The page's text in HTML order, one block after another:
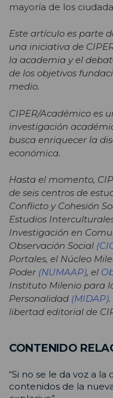
mayoría de los
Este artículo es parte
una iniciativa de
la academia y el
de los objetivos
medio.
CIPER/Académico es
investigación
busca enriquecer la
económica.
Hasta el momento,
de seis centros de
Conflicto y Cohesión
Estudios
Investigación en
Observación Social
Portales, el Núcleo
Poder (NUMAAP), el
Instituto Milenio para
Personalidad (MIDAP)
libertad editorial de
CONTENIDO
“Si no se le da voz a
contenidos de la